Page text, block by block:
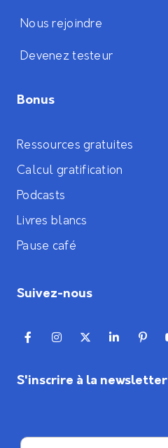
Nous rejoindre
Devenez testeur
Bonus
Ressources gratuites
Calcul gratification
Podcasts
Livres blancs
Pause café
Suivez-nous
S'inscrire à la newsletter